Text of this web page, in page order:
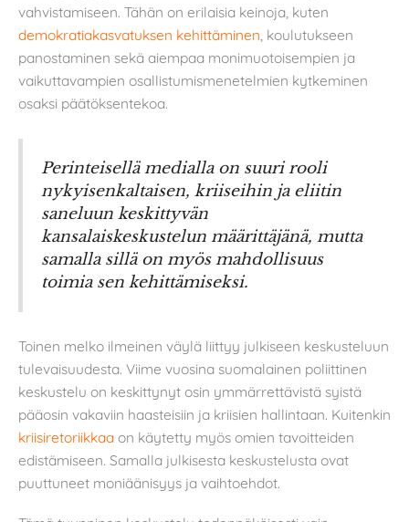
vahvistamiseen. Tähän on erilaisia keinoja, kuten
demokratiakasvatuksen kehittäminen, koulutukseen
panostaminen sekä aiempaa monimuotoisempien ja
vaikuttavampien osallistumismenetelmien kytkeminen
osaksi päätöksentekoa.
Perinteisellä medialla on suuri rooli
nykyisenkaltaisen, kriiseihin ja eliitin
saneluun keskittyvän
kansalaiskeskustelun määrittäjänä, mutta
samalla sillä on myös mahdollisuus
toimia sen kehittämiseksi.
Toinen melko ilmeinen väylä liittyy julkiseen keskusteluun
tulevaisuudesta. Viime vuosina suomalainen poliittinen
keskustelu on keskittynyt osin ymmärrettävistä syistä
pääosin vakaviin haasteisiin ja kriisien hallintaan. Kuitenkin
kriisiretoriikkaa on käytetty myös omien tavoitteiden
edistämiseen. Samalla julkisesta keskustelusta ovat
puuttuneet moniäänisyys ja vaihtoehdot.